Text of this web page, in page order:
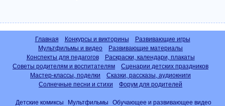
Главная Конкурсы и викторины
Развивающие игры
Мультфильмы и видео
Развивающие материалы
Конспекты для педагогов
Раскраски, календари, плакаты
Советы родителям и воспитателям
Сценарии детских праздников
Мастер-классы, поделки
Сказки, рассказы, аудиокниги
Солнечные песни и стихи
Форум для родителей
Детские комиксы Мультфильмы
Обучающее и развивающее видео